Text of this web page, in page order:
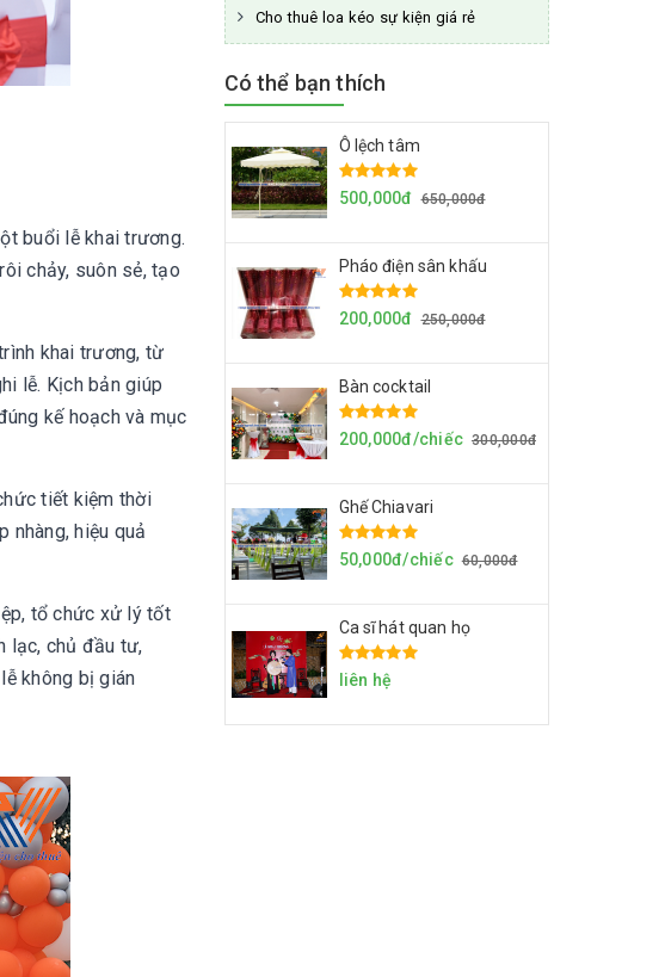
buổi lễ khai trương.
chảy, suôn sẻ, tạo
khai trương, từ
lễ. Kịch bản giúp
kế hoạch và mục
tiết kiệm thời
nhàng, hiệu quả
tổ chức xử lý tốt
lạc, chủ đầu tư,
không bị gián
Cho thuê loa kéo sự kiện giá rẻ
Có thể bạn thích
Ô lệch tâm
500,000đ 650,000đ
Pháo điện sân khấu
200,000đ 250,000đ
Bàn cocktail
200,000đ/chiếc 300,000đ
Ghế Chiavari
50,000đ/chiếc 60,000đ
Ca sĩ hát quan họ
liên hệ